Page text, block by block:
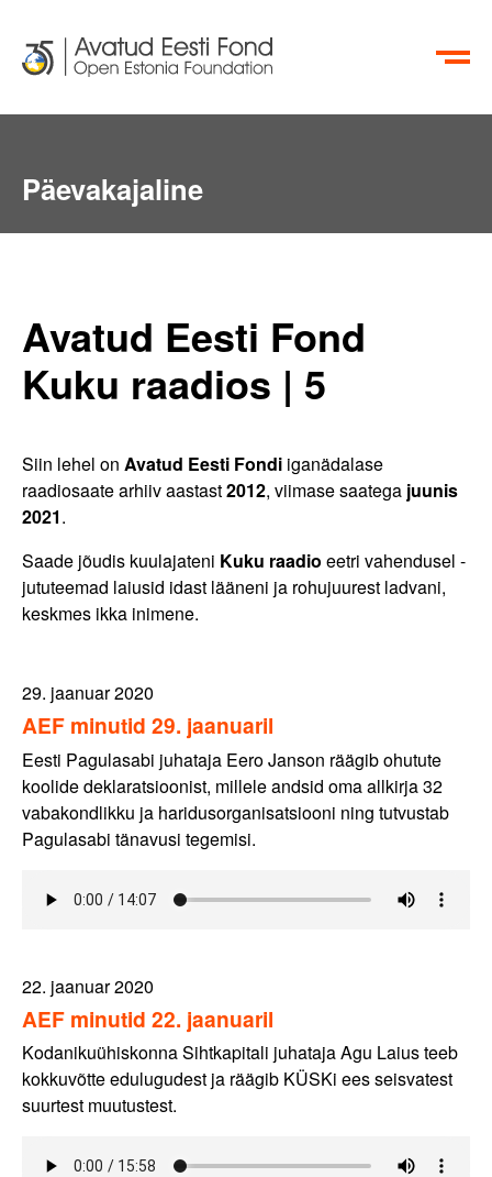
EN RU
Päevakajaline
Avatud Eesti Fond
Kuku raadios | 5
Siin lehel on Avatud Eesti Fondi iganädalase
raadiosaate arhiiv aastast2012, viimase saatega juunis
2021.
Saade jõudis kuulajateni Kuku raadio eetri vahendusel -
jututeemad laiusid idast lääneni ja rohujuurest ladvani,
keskmes ikka inimene.
29. jaanuar 2020
AEF minutid 29. jaanuaril
Eesti Pagulasabi juhataja Eero Janson räägib ohutute
koolide deklaratsioonist, millele andsid oma allkirja 32
vabakondlikku ja haridusorganisatsiooni ning tutvustab
Pagulasabi tänavusi tegemisi.
22. jaanuar 2020
AEF minutid 22. jaanuaril
Kodanikuühiskonna Sihtkapitali juhataja Agu Laius teeb
kokkuvõtte edulugudest ja räägib KÜSKi ees seisvatest
suurtest muutustest.